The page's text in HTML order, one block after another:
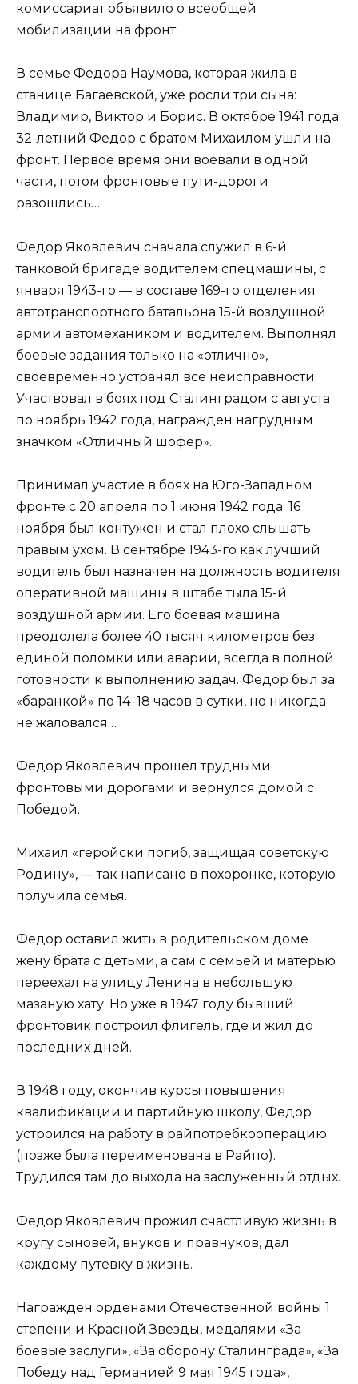
комиссариат объявило о всеобщей
мобилизации на фронт.
В семье Федора Наумова, которая жила в
станице Багаевской, уже росли три сына:
Владимир, Виктор и Борис. В октябре 1941 года
32-летний Федор с братом Михаилом ушли на
фронт. Первое время они воевали в одной
части, потом фронтовые пути-дороги
разошлись…
Федор Яковлевич сначала служил в 6-й
танковой бригаде водителем спецмашины, с
января 1943-го — в составе 169-го отделения
автотранспортного батальона 15-й воздушной
армии автомехаником и водителем. Выполнял
боевые задания только на «отлично»,
своевременно устранял все неисправности.
Участвовал в боях под Сталинградом с августа
по ноябрь 1942 года, награжден нагрудным
значком «Отличный шофер».
Принимал участие в боях на Юго-Западном
фронте с 20 апреля по 1 июня 1942 года. 16
ноября был контужен и стал плохо слышать
правым ухом. В сентябре 1943-го как лучший
водитель был назначен на должность водителя
оперативной машины в штабе тыла 15-й
воздушной армии. Его боевая машина
преодолела более 40 тысяч километров без
единой поломки или аварии, всегда в полной
готовности к выполнению задач. Федор был за
«баранкой» по 14–18 часов в сутки, но никогда
не жаловался…
Федор Яковлевич прошел трудными
фронтовыми дорогами и вернулся домой с
Победой.
Михаил «геройски погиб, защищая советскую
Родину», — так написано в похоронке, которую
получила семья.
Федор оставил жить в родительском доме
жену брата с детьми, а сам с семьей и матерью
переехал на улицу Ленина в небольшую
мазаную хату. Но уже в 1947 году бывший
фронтовик построил флигель, где и жил до
последних дней.
В 1948 году, окончив курсы повышения
квалификации и партийную школу, Федор
устроился на работу в райпотребкооперацию
(позже была переименована в Райпо).
Трудился там до выхода на заслуженный отдых.
Федор Яковлевич прожил счастливую жизнь в
кругу сыновей, внуков и правнуков, дал
каждому путевку в жизнь.
Награжден орденами Отечественной войны 1
степени и Красной Звезды, медалями «За
боевые заслуги», «За оборону Сталинграда», «За
Победу над Германией 9 мая 1945 года»,